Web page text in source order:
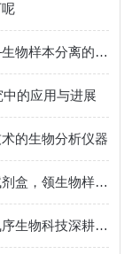
从混沌到清晰，磁珠法提取试剂盒——生物样本分离的智慧之选
的应用与进展
的生物分析仪器
磁珠舞动，精准捕获——磁珠法提取试剂盒，领生物样本提取新标准
核酸提取仪三款新品解析：杭州比格飞序生物科技深耕分子诊断核心装备